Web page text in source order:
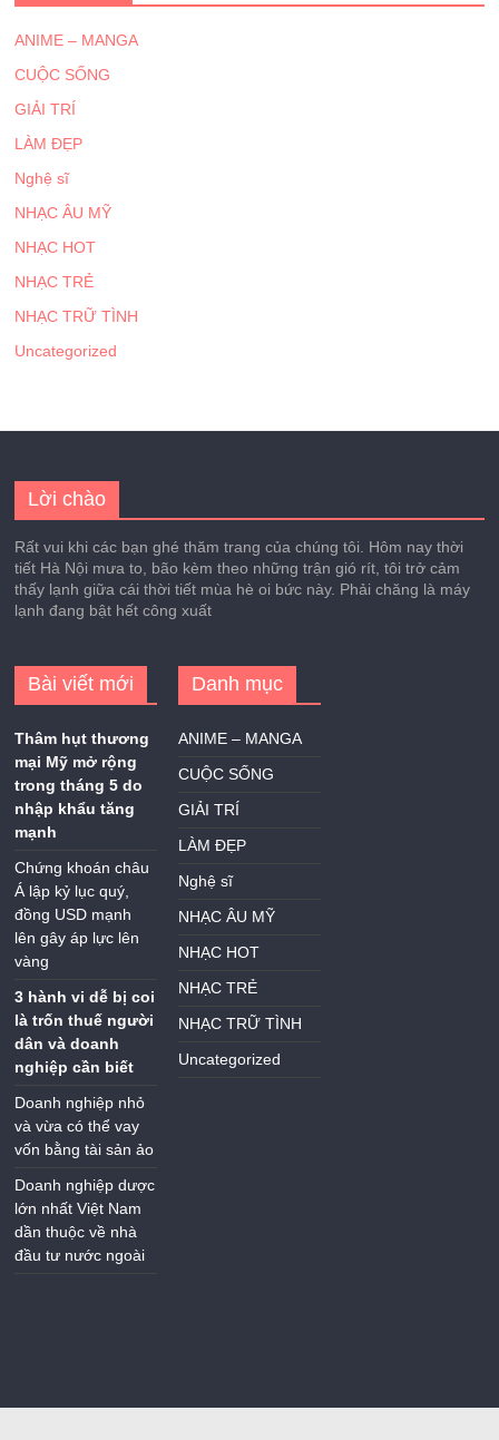
ANIME – MANGA
CUỘC SỐNG
GIẢI TRÍ
LÀM ĐẸP
Nghệ sĩ
NHẠC ÂU MỸ
NHẠC HOT
NHẠC TRẺ
NHẠC TRỮ TÌNH
Uncategorized
Lời chào
Rất vui khi các bạn ghé thăm trang của chúng tôi. Hôm nay thời
tiết Hà Nội mưa to, bão kèm theo những trận gió rít, tôi trở cảm
thấy lạnh giữa cái thời tiết mùa hè oi bức này. Phải chăng là máy
lạnh đang bật hết công xuất
Bài viết mới
Thâm hụt thương
mại Mỹ mở rộng
trong tháng 5 do
nhập khẩu tăng
mạnh
Chứng khoán châu
Á lập kỷ lục quý,
đồng USD mạnh
lên gây áp lực lên
vàng
3 hành vi dễ bị coi
là trốn thuế người
dân và doanh
nghiệp cần biết
Doanh nghiệp nhỏ
và vừa có thể vay
vốn bằng tài sản ảo
Doanh nghiệp dược
lớn nhất Việt Nam
dần thuộc về nhà
đầu tư nước ngoài
Danh mục
ANIME – MANGA
CUỘC SỐNG
GIẢI TRÍ
LÀM ĐẸP
Nghệ sĩ
NHẠC ÂU MỸ
NHẠC HOT
NHẠC TRẺ
NHẠC TRỮ TÌNH
Uncategorized